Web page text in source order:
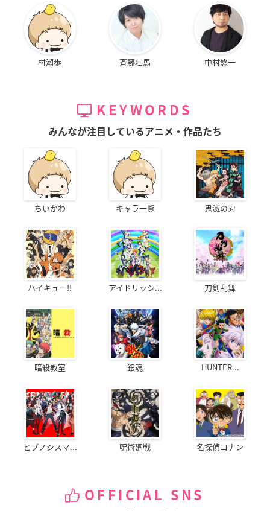
村瀬歩 斉藤壮馬 中村悠一
KEYWORDS
みんなが注目しているアニメ・作品たち
ちいかわ キャラ一覧 鬼滅の刃
ハイキュー!! アイドリッシ... 刀剣乱舞
暗殺教室 銀魂 HUNTER...
ヒプノシスマ... 呪術廻戦 名探偵コナン
OFFICIAL SNS